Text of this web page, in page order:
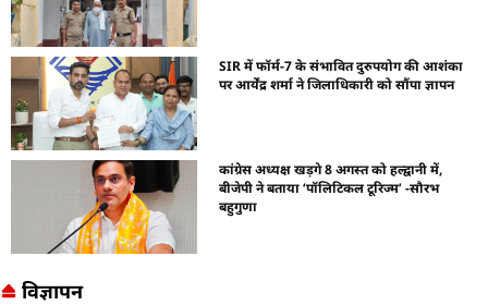
SIR में फॉर्म-7 के संभावित दुरुपयोग की आशंका
पर आर्येंद्र शर्मा ने जिलाधिकारी को सौंपा ज्ञापन
कांग्रेस अध्यक्ष खड़गे 8 अगस्त को हल्द्वानी में,
बीजेपी ने बताया ‘पॉलिटिकल टूरिज्म’ -सौरभ
बहुगुणा
विज्ञापन